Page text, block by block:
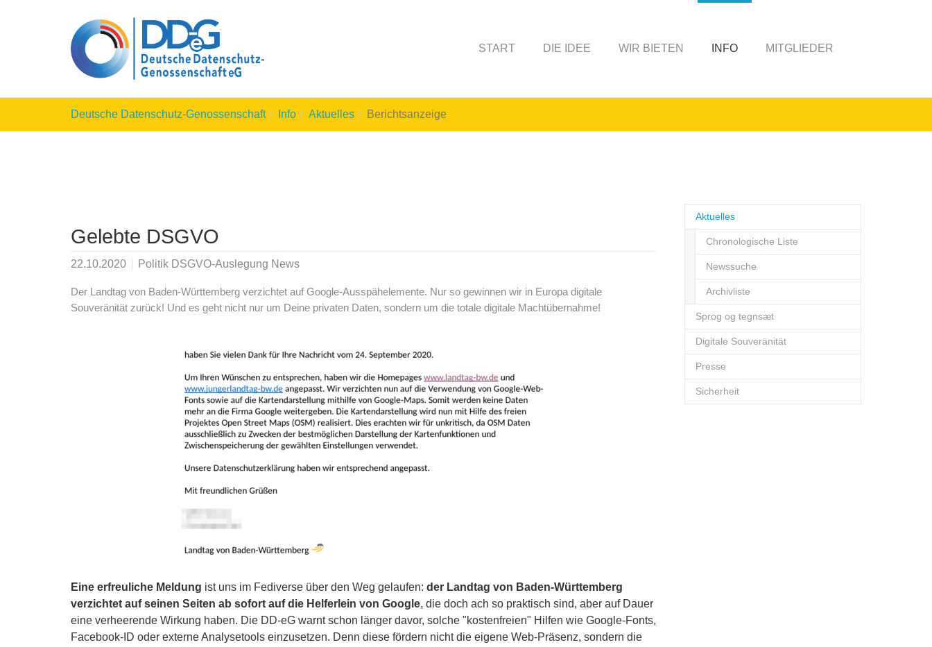
START DIE IDEE WIR BIETEN INFO MITGLIEDER
are
Deutsche Datenschutz-Genossenschaft Info Aktuelles Berichtsanzeige
Gelebte DSGVO
22.10.2020 Politik DSGVO-Auslegung News
Der Landtag von Baden-Württemberg verzichtet auf Google-Ausspähelemente. Nur so gewinnen wir in Europa digitale
Souveränität zurück! Und es geht nicht nur um Deine privaten Daten, sondern um die totale digitale Machtübernahme!
Eine erfreuliche Meldung ist uns im Fediverse über den Weg gelaufen: der Landtag von Baden-Württemberg
verzichtet auf seinen Seiten ab sofort auf die Helferlein von Google, die doch ach so praktisch sind, aber auf Dauer
eine verheerende Wirkung haben. Die DD-eG warnt schon länger davor, solche "kostenfreien" Hilfen wie Google-Fonts,
Facebook-ID oder externe Analysetools einzusetzen. Denn diese fördern nicht die eigene Web-Präsenz, sondern die
Aktuelles
Chronologische Liste
Newssuche
Archivliste
Sprog og tegnsæt
Digitale Souveränität
Presse
Sicherheit